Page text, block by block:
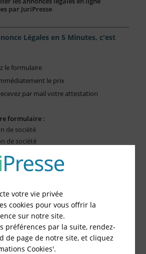
par JuriPresse
Légales en 5 Minutes, c'est
le formulaire
le prix
par mail votre attestation
formulaire :
de société
de société
votre vie privée
cookies pour vous offrir la
sur notre site.
préférences par la suite, rendez-
de page de notre site, et cliquez
Cookies'.